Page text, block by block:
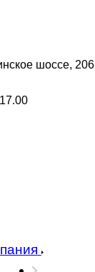
шоссе, 206